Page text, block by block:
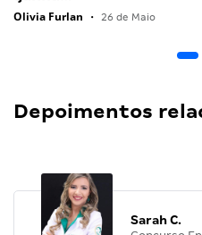
Olivia Furlan • 26 de Maio
Depoimentos
Sarah C.